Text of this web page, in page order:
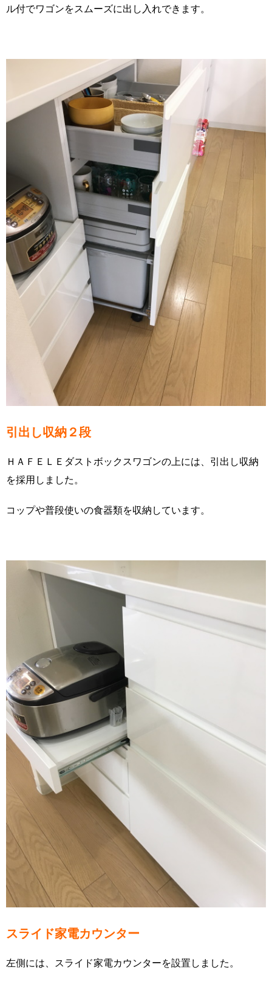
ル付でワゴンをスムーズに出し入れできます。
引出し収納２段
ＨＡＦＥＬＥダストボックスワゴンの上には、引出し収納
を採用しました。
コップや普段使いの食器類を収納しています。
スライド家電カウンター
左側には、スライド家電カウンターを設置しました。